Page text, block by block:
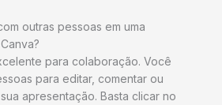
outras pessoas em uma
para colaboração. Você
para editar, comentar ou
apresentação. Basta clicar no